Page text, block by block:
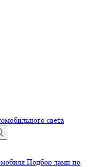
Подбор ламп по